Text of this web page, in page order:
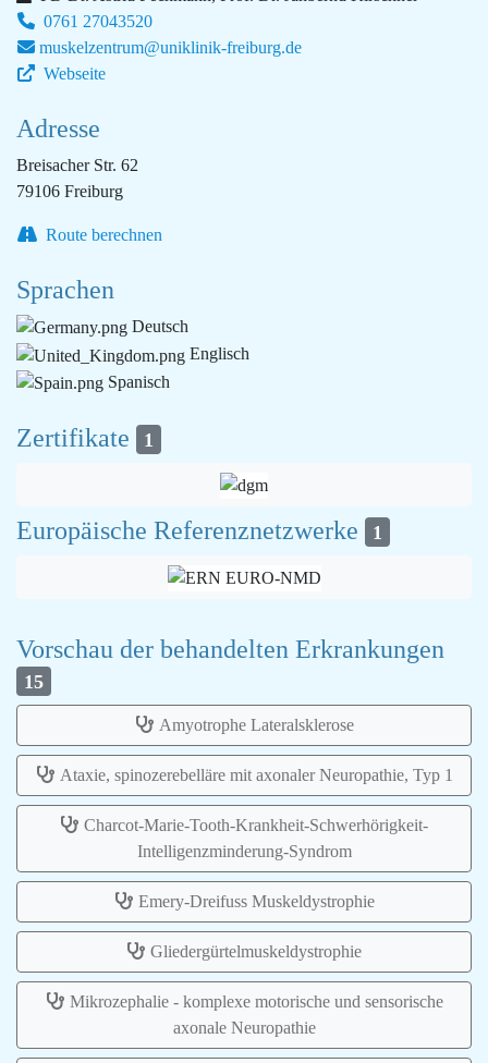
0761 27043520
muskelzentrum@uniklinik-freiburg.de
Webseite
Adresse
Breisacher Str. 62
79106 Freiburg
Route berechnen
Sprachen
Deutsch
Englisch
Spanisch
Zertifikate 1
Europäische Referenznetzwerke 1
Vorschau der behandelten Erkrankungen
15
Amyotrophe Lateralsklerose
Ataxie, spinozerebelläre mit axonaler Neuropathie, Typ 1
Charcot-Marie-Tooth-Krankheit-Schwerhörigkeit-
Intelligenzminderung-Syndrom
Emery-Dreifuss Muskeldystrophie
Gliedergürtelmuskeldystrophie
Mikrozephalie - komplexe motorische und sensorische
axonale Neuropathie